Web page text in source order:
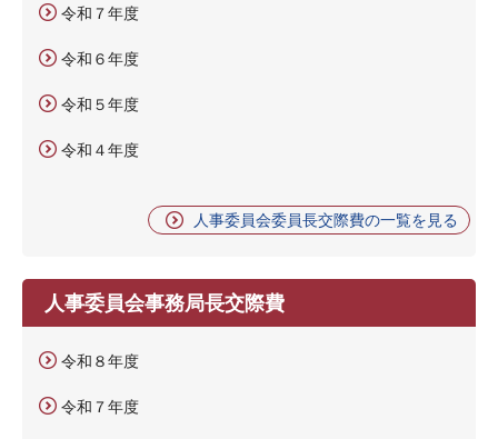
令和７年度
令和６年度
令和５年度
令和４年度
人事委員会委員長交際費の一覧を見る
人事委員会事務局長交際費
令和８年度
令和７年度